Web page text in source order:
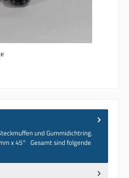
und Gummidichtring.
x 45° Gesamt sind folgende